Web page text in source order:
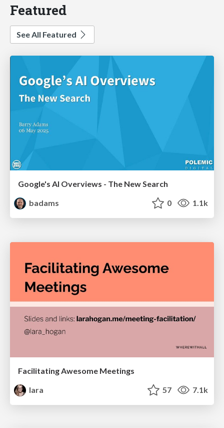
Featured
See All Featured
Google's AI Overviews - The New Search
badams
0 1.1k
Facilitating Awesome Meetings
lara
57 7.1k